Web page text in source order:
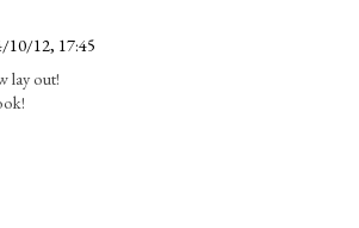
10/12, 17:45
lay out!